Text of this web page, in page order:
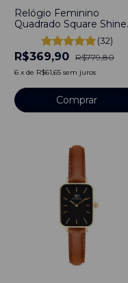
Relógio Feminino
Quadrado Square Shine
Bicolor Aço Inoxidável
Gomos
(32)
R$369,90 R$779,80
6 x de R$61,65 sem juros
Comprar